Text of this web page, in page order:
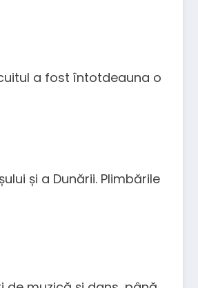
a fost întotdeauna o
și a Dunării. Plimbările